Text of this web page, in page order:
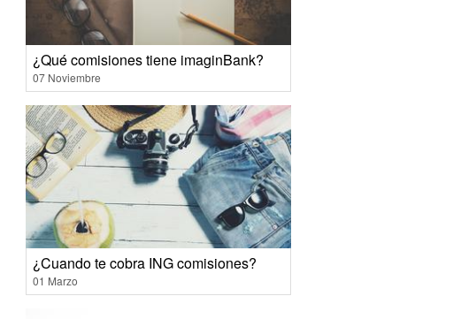
¿Qué comisiones tiene imaginBank?
07 Noviembre
¿Cuando te cobra ING comisiones?
01 Marzo